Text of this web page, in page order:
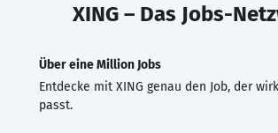
XING – Das Jobs-
Über eine Million Jobs
Entdecke mit XING genau den Job, der
passt.